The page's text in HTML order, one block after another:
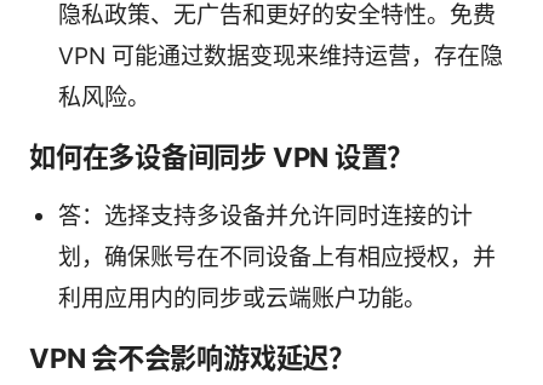
隐私政策、无广告和更好的安全特性。免费
VPN 可能通过数据变现来维持运营，存在隐
私风险。
如何在多设备间同步 VPN 设置？
答：选择支持多设备并允许同时连接的计
划，确保账号在不同设备上有相应授权，并
利用应用内的同步或云端账户功能。
VPN 会不会影响游戏延迟？